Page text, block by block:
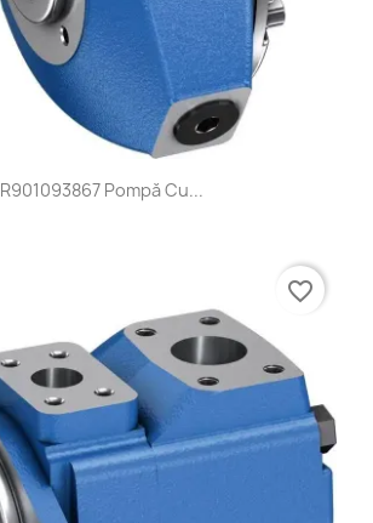
R901093867 Pompă Cu...
favorite_border